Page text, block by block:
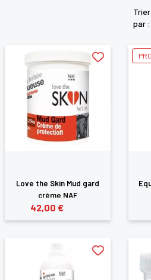
Trier
par :
Love the Skin Mud gard
crème NAF
42,00 €